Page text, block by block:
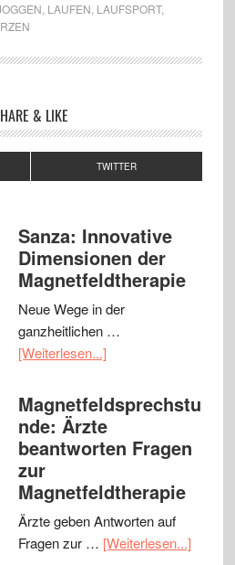
LAUFEN LAUFSPORT,
& LIKE
TWITTER
Sanza: Innovative
Dimensionen der
Magnetfeldtherapie
Neue Wege in der
ganzheitlichen …
[Weiterlesen...]
Magnetfeldsprechstu
nde: Ärzte
beantworten Fragen
zur
Magnetfeldtherapie
Ärzte geben Antworten auf
Fragen zur … [Weiterlesen...]